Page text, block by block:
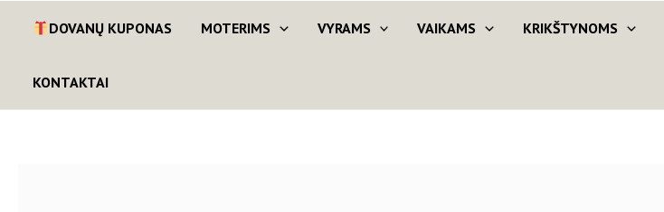
DOVANŲ KUPONAS MOTERIMS VYRAMS VAIKAMS KRIKŠTYNOMS
KONTAKTAI